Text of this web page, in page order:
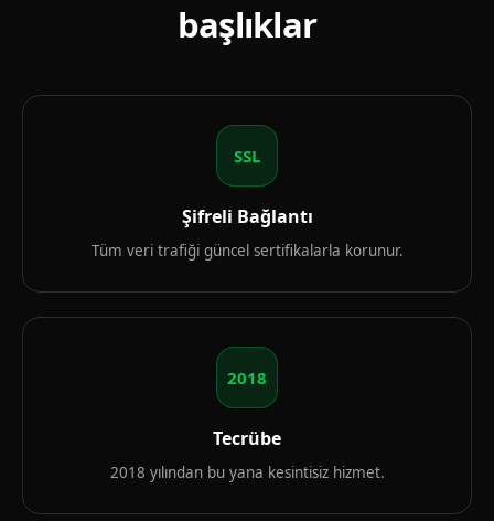
başlıklar
SSL
Şifreli Bağlantı
Tüm veri trafiği güncel sertifikalarla korunur.
2018
Tecrübe
2018 yılından bu yana kesintisiz hizmet.